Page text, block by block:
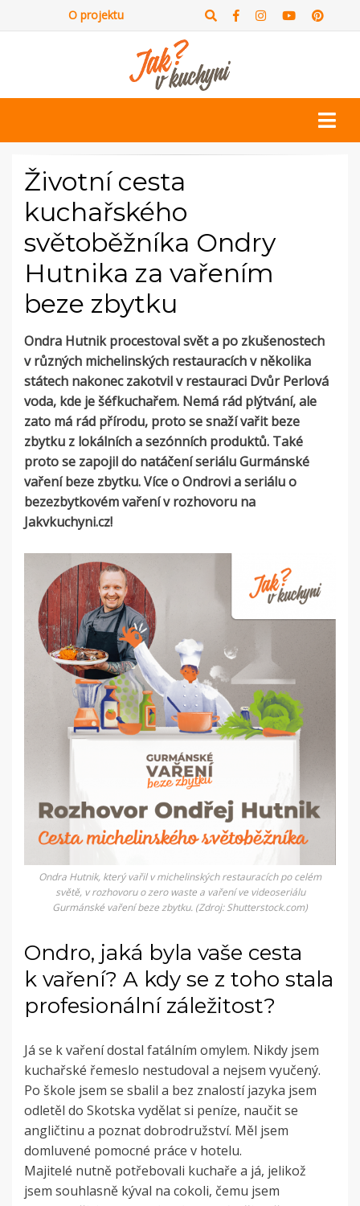
O projektu
Životní cesta
kuchařského
světoběžníka Ondry
Hutnika za vařením
beze zbytku
Ondra Hutnik procestoval svět a po zkušenostech
v různých michelinských restauracích v několika
státech nakonec zakotvil v restauraci Dvůr Perlová
voda, kde je šéfkuchařem. Nemá rád plýtvání, ale
zato má rád přírodu, proto se snaží vařit beze
zbytku z lokálních a sezónních produktů. Také
proto se zapojil do natáčení seriálu Gurmánské
vaření beze zbytku. Více o Ondrovi a seriálu o
bezezbytkovém vaření v rozhovoru na
Jakvkuchyni.cz!
Ondra Hutnik, který vařil v michelinských restauracích po celém
světě, v rozhovoru o zero waste a vaření ve videoseriálu
Gurmánské vaření beze zbytku. (Zdroj: Shutterstock.com)
Ondro, jaká byla vaše cesta
k vaření? A kdy se z toho stala
profesionální záležitost?
Já se k vaření dostal fatálním omylem. Nikdy jsem
kuchařské řemeslo nestudoval a nejsem vyučený.
Po škole jsem se sbalil a bez znalostí jazyka jsem
odletěl do Skotska vydělat si peníze, naučit se
angličtinu a poznat dobrodružství. Měl jsem
domluvené pomocné práce v hotelu.
Majitelé nutně potřebovali kuchaře a já, jelikož
jsem souhlasně kýval na cokoli, čemu jsem